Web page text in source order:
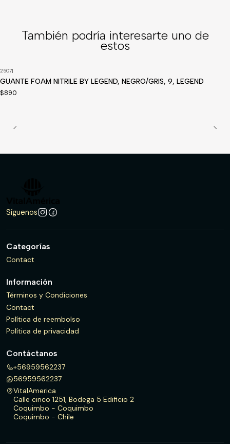
También podría interesarte uno de
estos
2507|
GUANTE FOAM NITRILE BY LEGEND, NEGRO/GRIS, 9, LEGEND
$890
Síguenos
Categorías
Contact
Información
Términos y Condiciones
Contact
Política de reembolso
Política de privacidad
Contáctanos
+56959562237
56959562237
VitalAmerica
Calle cinco 1251, Bodega 5 Edificio 2
Coquimbo - Coquimbo
Coquimbo - Chile